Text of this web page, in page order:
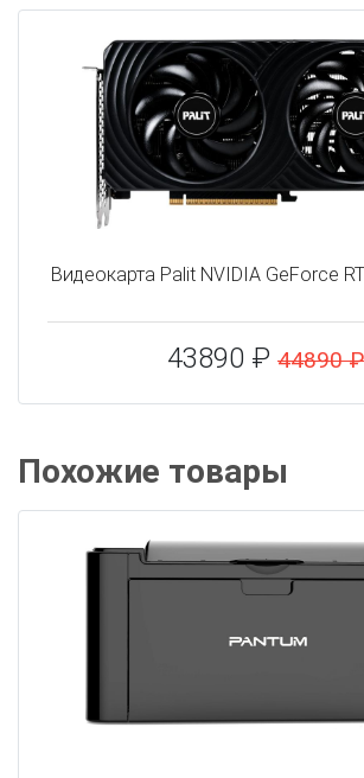
Видеокарта Palit NVIDIA GeForce
43890 ₽ 44890 ₽
Похожие товары